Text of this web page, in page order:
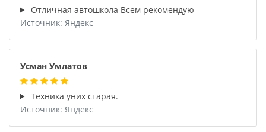
Отличная автошкола Всем рекомендую
Источник: Яндекс
Усман Умлатов
Техника уних старая.
Источник: Яндекс